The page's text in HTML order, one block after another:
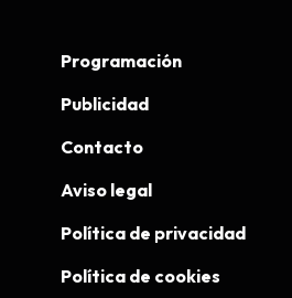
Programación
Publicidad
Contacto
Aviso legal
Política de privacidad
Política de cookies